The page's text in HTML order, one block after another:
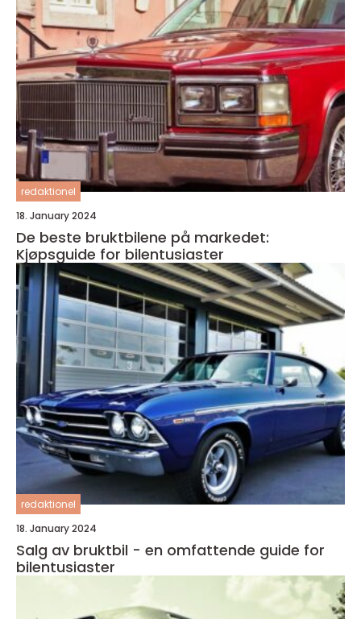
redaktionel
18. January 2024
De beste bruktbilene på markedet:
Kjøpsguide for bilentusiaster
redaktionel
18. January 2024
Salg av bruktbil - en omfattende guide for
bilentusiaster